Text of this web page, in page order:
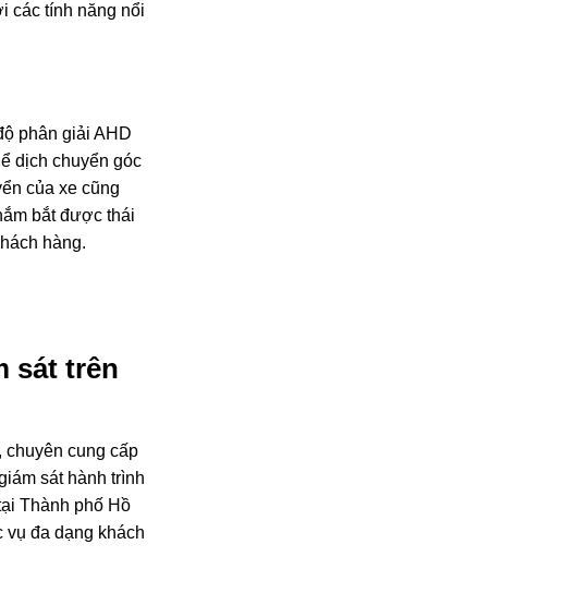
các tính năng nổi
phân giải AHD
dịch chuyển góc
của xe cũng
bắt được thái
hàng.
sát trên
chuyên cung cấp
sát hành trình
Thành phố Hồ
vụ đa dạng khách